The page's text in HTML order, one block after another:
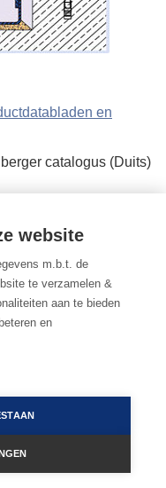
en
catalogus (Duits)
NODIG?
EEN MAILTJE
website
m.b.t. de
te verzamelen &
aan te bieden
en